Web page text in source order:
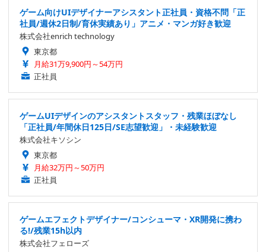
ゲーム向けUIデザイナーアシスタント正社員・資格不問「正
社員/週休2日制/育休実績あり」アニメ・マンガ好き歓迎
株式会社enrich technology
東京都
月給31万9,900円～54万円
正社員
ゲームUIデザインのアシスタントスタッフ・残業ほぼなし
「正社員/年間休日125日/SE志望歓迎」・未経験歓迎
株式会社キソシン
東京都
月給32万円～50万円
正社員
ゲームエフェクトデザイナー/コンシューマ・XR開発に携わ
る!/残業15h以内
株式会社フェローズ